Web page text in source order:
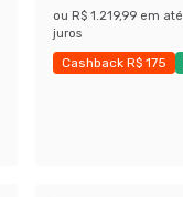
ou R$ 1.219,99 em até
juros
Cashback R$ 175